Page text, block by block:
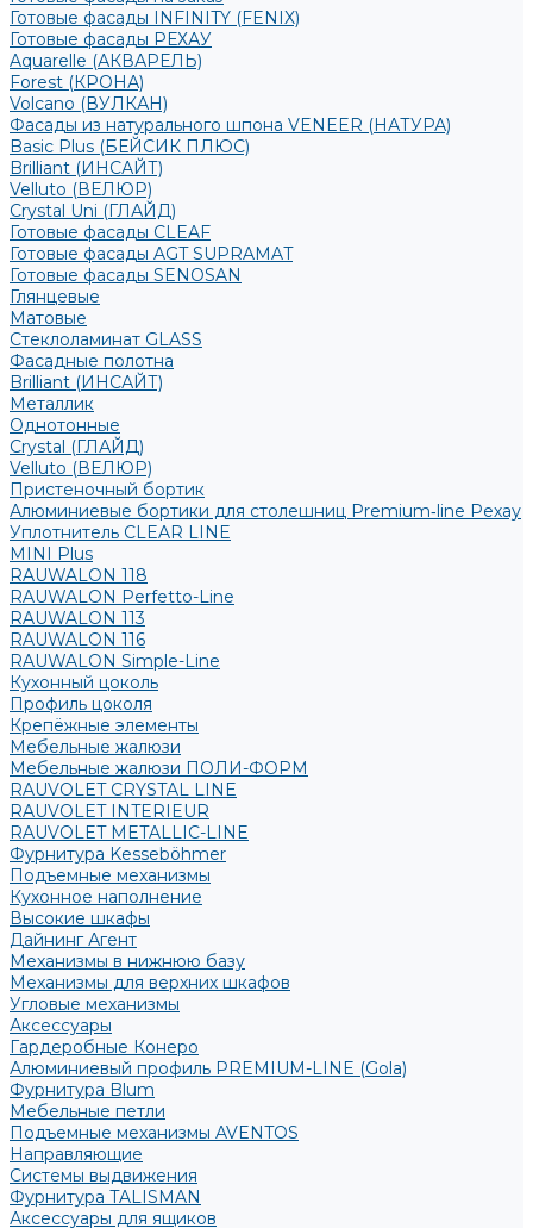
Готовые фасады INFINITY (FENIX)
Готовые фасады РЕХАУ
Aquarelle (АКВАРЕЛЬ)
Forest (КРОНА)
Volcano (ВУЛКАН)
Фасады из натурального шпона VENEER (НАТУРА)
Basic Plus (БЕЙСИК ПЛЮС)
Brilliant (ИНСАЙТ)
Velluto (ВЕЛЮР)
Crystal Uni (ГЛАЙД)
Готовые фасады CLEAF
Готовые фасады AGT SUPRAMAT
Готовые фасады SENOSAN
Глянцевые
Матовые
Стеклоламинат GLASS
Фасадные полотна
Brilliant (ИНСАЙТ)
Металлик
Однотонные
Crystal (ГЛАЙД)
Velluto (ВЕЛЮР)
Пристеночный бортик
Алюминиевые бортики для столешниц Premium‑line Рехау
Уплотнитель CLEAR LINE
MINI Plus
RAUWALON 118
RAUWALON Perfetto-Line
RAUWALON 113
RAUWALON 116
RAUWALON Simple-Line
Кухонный цоколь
Профиль цоколя
Крепёжные элементы
Мебельные жалюзи
Мебельные жалюзи ПОЛИ-ФОРМ
RAUVOLET CRYSTAL LINE
RAUVOLET INTERIEUR
RAUVOLET METALLIC-LINE
Фурнитура Kesseböhmer
Подъемные механизмы
Кухонное наполнение
Высокие шкафы
Дайнинг Агент
Механизмы в нижнюю базу
Механизмы для верхних шкафов
Угловые механизмы
Аксессуары
Гардеробные Конеро
Алюминиевый профиль PREMIUM-LINE (Gola)
Фурнитура Blum
Мебельные петли
Подъемные механизмы AVENTOS
Направляющие
Системы выдвижения
Фурнитура TALISMAN
Аксессуары для ящиков